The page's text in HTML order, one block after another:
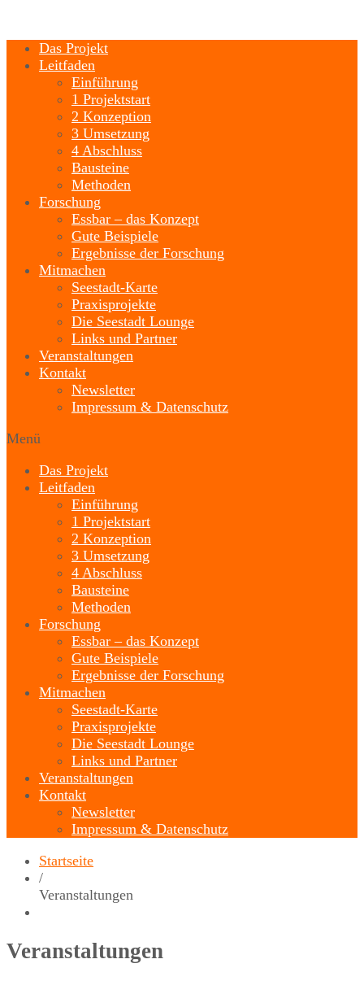
Das Projekt
Leitfaden
Einführung
1 Projektstart
2 Konzeption
3 Umsetzung
4 Abschluss
Bausteine
Methoden
Forschung
Essbar – das Konzept
Gute Beispiele
Ergebnisse der Forschung
Mitmachen
Seestadt-Karte
Praxisprojekte
Die Seestadt Lounge
Links und Partner
Veranstaltungen
Kontakt
Newsletter
Impressum & Datenschutz
Menü
Das Projekt
Leitfaden
Einführung
1 Projektstart
2 Konzeption
3 Umsetzung
4 Abschluss
Bausteine
Methoden
Forschung
Essbar – das Konzept
Gute Beispiele
Ergebnisse der Forschung
Mitmachen
Seestadt-Karte
Praxisprojekte
Die Seestadt Lounge
Links und Partner
Veranstaltungen
Kontakt
Newsletter
Impressum & Datenschutz
Startseite
/
Veranstaltungen
Veranstaltungen